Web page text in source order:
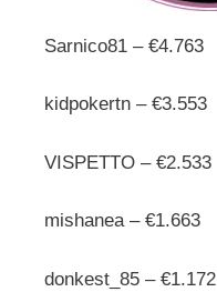
Sarnico81 – €4.763
kidpokertn – €3.553
VISPETTO – €2.533
mishanea – €1.663
donkest_85 – €1.172